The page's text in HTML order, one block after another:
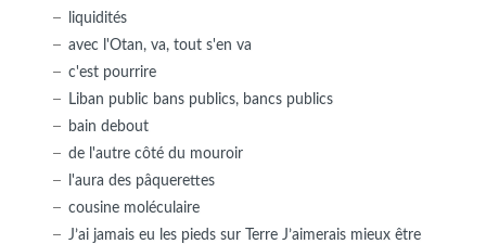
liquidités
avec l'Otan, va, tout s'en va
c'est pourrire
Liban public bans publics, bancs publics
bain debout
de l'autre côté du mouroir
l'aura des pâquerettes
cousine moléculaire
J’ai jamais eu les pieds sur Terre J’aimerais mieux être